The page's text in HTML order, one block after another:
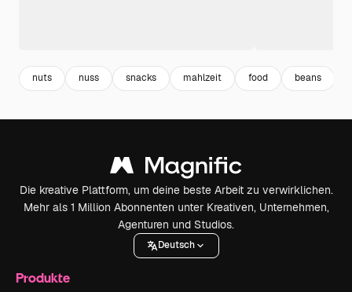
nuts nuss snacks mahlzeit food beans
Die kreative Plattform, um deine beste Arbeit zu verwirklichen.
Mehr als 1 Million Abonnenten unter Kreativen, Unternehmen,
Agenturen und Studios.
Deutsch
Produkte